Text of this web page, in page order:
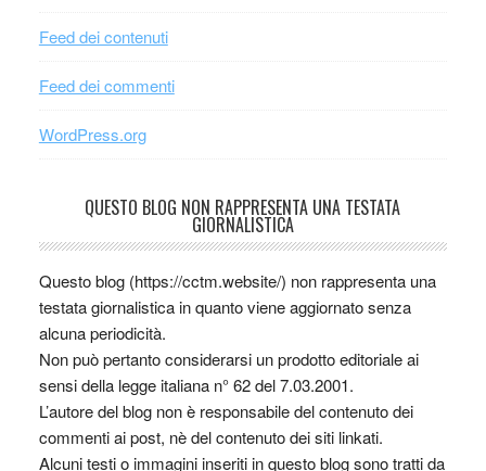
Feed dei contenuti
Feed dei commenti
WordPress.org
QUESTO BLOG NON RAPPRESENTA UNA TESTATA
GIORNALISTICA
Questo blog (https://cctm.website/) non rappresenta una
testata giornalistica in quanto viene aggiornato senza
alcuna periodicità.
Non può pertanto considerarsi un prodotto editoriale ai
sensi della legge italiana n° 62 del 7.03.2001.
L’autore del blog non è responsabile del contenuto dei
commenti ai post, nè del contenuto dei siti linkati.
Alcuni testi o immagini inseriti in questo blog sono tratti da